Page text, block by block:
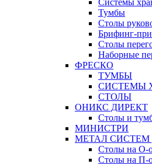
Системы
Тумбы
Столы
Брифинг-
Столы
Наборные
ФРЕСКО
ТУМБЫ
СИСТЕМЫ
СТОЛЫ
ОНИКС ДИРЕКТ
Столы и
МИНИСТРИ
МЕТАЛ СИСТЕМ
Столы на О-
Столы на П-